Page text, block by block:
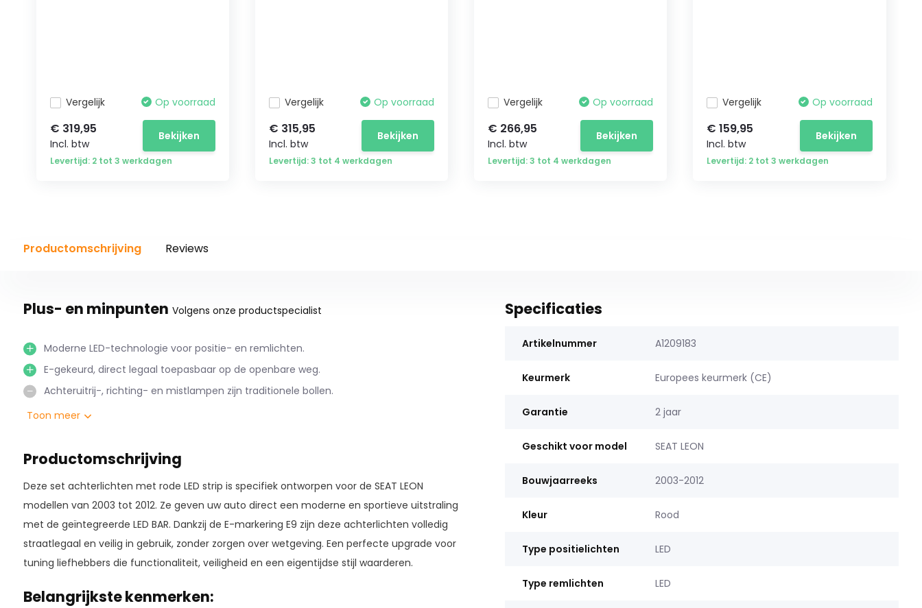
Vergelijk Op voorraad
€ 319,95
Incl. btw
Bekijken
Levertijd: 2 tot 3 werkdagen
Vergelijk Op voorraad
€ 315,95
Incl. btw
Bekijken
Levertijd: 3 tot 4 werkdagen
Vergelijk Op voorraad
€ 266,95
Incl. btw
Bekijken
Levertijd: 3 tot 4 werkdagen
Vergelijk Op voorraad
€ 159,95
Incl. btw
Bekijken
Levertijd: 2 tot 3 werkdagen
Productomschrijving Reviews
Plus- en minpunten Volgens onze productspecialist
Moderne LED-technologie voor positie- en remlichten.
E-gekeurd, direct legaal toepasbaar op de openbare weg.
Achteruitrij-, richting- en mistlampen zijn traditionele bollen.
Toon meer
Productomschrijving
Deze set achterlichten met rode LED strip is specifiek ontworpen voor de SEAT LEON
modellen van 2003 tot 2012. Ze geven uw auto direct een moderne en sportieve uitstraling
met de geïntegreerde LED BAR. Dankzij de E-markering E9 zijn deze achterlichten volledig
straatlegaal en veilig in gebruik, zonder zorgen over wetgeving. Een perfecte upgrade voor
tuning liefhebbers die functionaliteit, veiligheid en een eigentijdse stijl waarderen.
Belangrijkste kenmerken:
Specificaties
Artikelnummer A1209183
Keurmerk Europees keurmerk (CE)
Garantie 2 jaar
Geschikt voor model SEAT LEON
Bouwjaarreeks 2003-2012
Kleur Rood
Type positielichten LED
Type remlichten LED